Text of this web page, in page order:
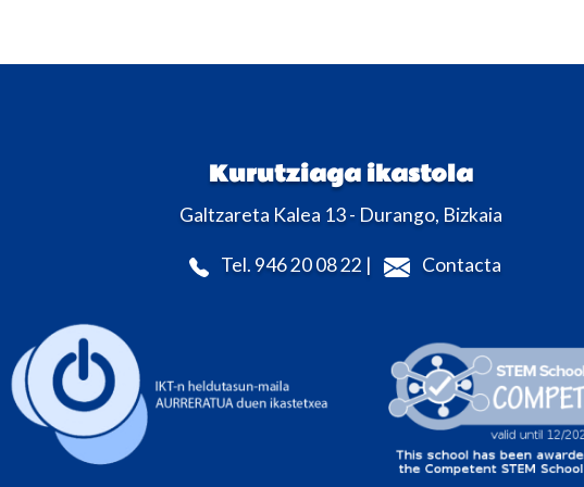
Kurutziaga ikastola
Galtzareta Kalea 13 - Durango, Bizkaia
Tel. 946 20 08 22 | Contacta